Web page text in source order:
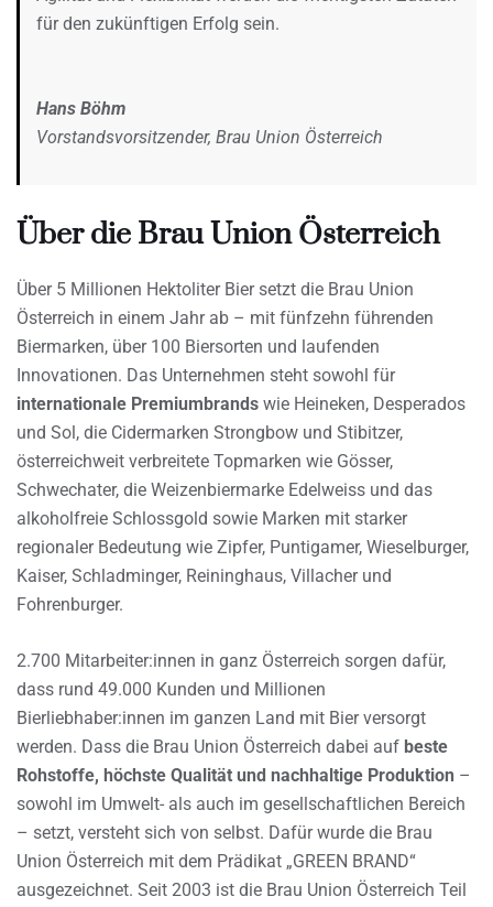
für den zukünftigen Erfolg sein.
Hans Böhm
Vorstandsvorsitzender, Brau Union Österreich
Über die Brau Union Österreich
Über 5 Millionen Hektoliter Bier setzt die Brau Union
Österreich in einem Jahr ab – mit fünfzehn führenden
Biermarken, über 100 Biersorten und laufenden
Innovationen. Das Unternehmen steht sowohl für
internationale Premiumbrands wie Heineken, Desperados
und Sol, die Cidermarken Strongbow und Stibitzer,
österreichweit verbreitete Topmarken wie Gösser,
Schwechater, die Weizenbiermarke Edelweiss und das
alkoholfreie Schlossgold sowie Marken mit starker
regionaler Bedeutung wie Zipfer, Puntigamer, Wieselburger,
Kaiser, Schladminger, Reininghaus, Villacher und
Fohrenburger.
2.700 Mitarbeiter:innen in ganz Österreich sorgen dafür,
dass rund 49.000 Kunden und Millionen
Bierliebhaber:innen im ganzen Land mit Bier versorgt
werden. Dass die Brau Union Österreich dabei auf beste
Rohstoffe, höchste Qualität und nachhaltige Produktion –
sowohl im Umwelt- als auch im gesellschaftlichen Bereich
– setzt, versteht sich von selbst. Dafür wurde die Brau
Union Österreich mit dem Prädikat „GREEN BRAND“
ausgezeichnet. Seit 2003 ist die Brau Union Österreich Teil